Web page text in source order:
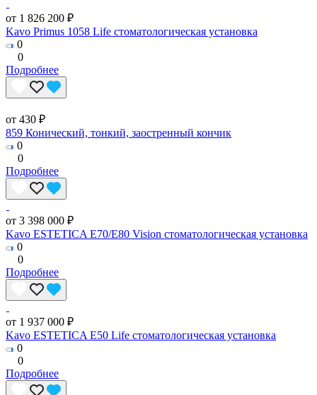
от 1 826 200 ₽
Kavo Primus 1058 Life стоматологическая установка
0
0
Подробнее
от 430 ₽
859 Конический, тонкий, заостренный кончик
0
0
Подробнее
от 3 398 000 ₽
Kavo ESTETICA E70/E80 Vision стоматологическая установка
0
0
Подробнее
от 1 937 000 ₽
Kavo ESTETICA E50 Life стоматологическая установка
0
0
Подробнее